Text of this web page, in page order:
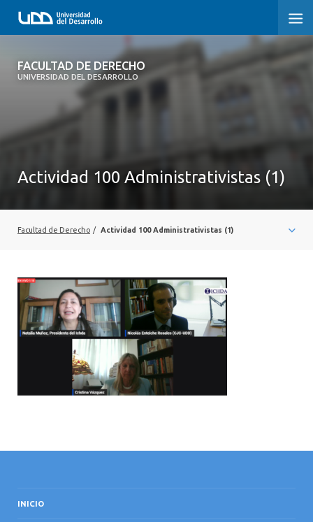
FACULTAD DE DERECHO
UNIVERSIDAD DEL DESARROLLO
FACULTAD DE DERECHO
SOBRE LA FACULTAD
VINCULACIÓN CON EL MEDIO
INTERNACIONAL
Actividad 100 Administrativistas (1)
Facultad de Derecho / Actividad 100 Administrativistas (1)
INICIO